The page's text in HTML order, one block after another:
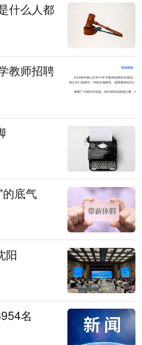
什么人都
教师招聘
底气
阳
名